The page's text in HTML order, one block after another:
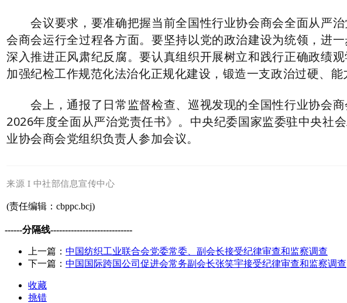
会议要求，要准确把握当前全国性行业协会商会全面从严治
会商会运行全过程各方面。要坚持以党的政治建设为统领，进
深入推进正风肃纪反腐。要认真组织开展树立和践行正确政绩
加强纪检工作规范化法治化正规化建设，锻造一支政治过硬、能
会上，通报了日常监督检查、巡视发现的全国性行业协会商
2026年度全面从严治党责任书》。中央纪委国家监委驻中央社
业协会商会党组织负责人参加会议。
来源 I 中社部信息宣传中心
(责任编辑：cbppc.bcj)
------分隔线----------------------------
上一篇： 中国纺织工业联合会党委常委、副会长接受纪律审查和监察调查
下一篇： 中国国际跨国公司促进会常务副会长张笑宇接受纪律审查和监察调查
收藏
挑错